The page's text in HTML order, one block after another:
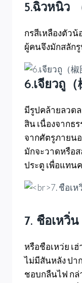
5.ฉิวหนิว
กรสีเหลืองตัว
ผู้คนจึงมักสลัก
6.เจียวถู（
มีรูปคล้ายลวด
สิน เนื่องจากธ
จากศัตรูภายน
มักจะวาดหรือ
ประตู เพื่อแทน
7. ชือเหวิ่น
หรือชือเหว่ย เ
ไม่มีสันหลัง ปา
ชอบกลืนไฟ กล่